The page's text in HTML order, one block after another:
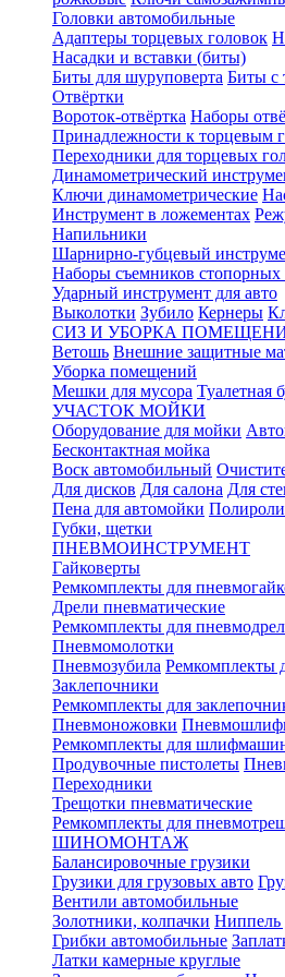
Головки автомобильные
Адаптеры торцевых головок
Насадки и вставки (биты)
Биты для шуруповерта Биты с
Отвёртки
Вороток-отвёртка Наборы
Принадлежности к торцевым
Переходники для торцевых
Динамометрический
Ключи динамометрические
Инструмент в ложементах
Напильники
Шарнирно-губцевый
Наборы съемников стопорных
Ударный инструмент для авто
Выколотки Зубило Кернеры
СИЗ И УБОРКА ПОМЕЩЕНИЙ/
Ветошь Внешние защитные
Уборка помещений
Мешки для мусора Туалетная
УЧАСТОК МОЙКИ
Оборудование для мойки
Бесконтактная мойка
Воск автомобильный
Для дисков Для салона Для
Пена для автомойки
Губки, щетки
ПНЕВМОИНСТРУМЕНТ
Гайковерты
Ремкомплекты для
Дрели пневматические
Ремкомплекты для
Пневмомолотки
Пневмозубила Ремкомплекты
Заклепочники
Ремкомплекты для
Пневмоножовки
Ремкомплекты для
Продувочные пистолеты
Переходники
Трещотки пневматические
Ремкомплекты для
ШИНОМОНТАЖ
Балансировочные грузики
Грузики для грузовых авто
Вентили автомобильные
Золотники, колпачки Ниппель
Грибки автомобильные
Латки камерные круглые